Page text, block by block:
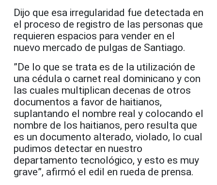
Dijo que esa irregularidad fue detectada en
el proceso de registro de las personas que
requieren espacios para vender en el
nuevo mercado de pulgas de Santiago.
”De lo que se trata es de la utilización de
una cédula o carnet real dominicano y con
las cuales multiplican decenas de otros
documentos a favor de haitianos,
suplantando el nombre real y colocando el
nombre de los haitianos, pero resulta que
es un documento alterado, violado, lo cual
pudimos detectar en nuestro
departamento tecnológico, y esto es muy
grave”, afirmó el edil en rueda de prensa.